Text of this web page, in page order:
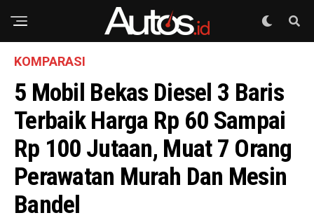
KOMPARASI
5 Mobil Bekas Diesel 3 Baris
Terbaik Harga Rp 60 Sampai
Rp 100 Jutaan, Muat 7 Orang
Perawatan Murah Dan Mesin
Bandel